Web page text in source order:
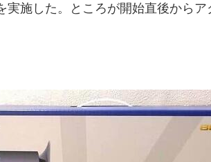
実施した。ところが開始直後から